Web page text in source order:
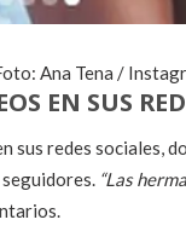
Ana Tena /
EN SUS
redes sociales,
seguidores. “Las